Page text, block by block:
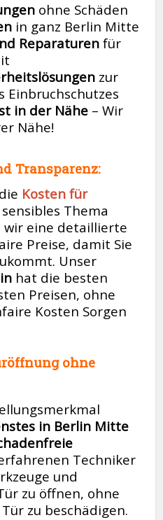
ohne Schäden
in ganz Berlin Mitte
Reparaturen für
zur
Einbruchschutzes
in der Nähe – Wir
Nähe!
Transparenz:
Kosten für
Thema
wir eine detaillierte
Preise, damit Sie
Unser
hat die besten
Preisen, ohne
Kosten Sorgen
ohne
in Berlin Mitte
Techniker
und
zu öffnen, ohne
zu beschädigen.